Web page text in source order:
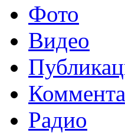
Фото
Видео
Радио